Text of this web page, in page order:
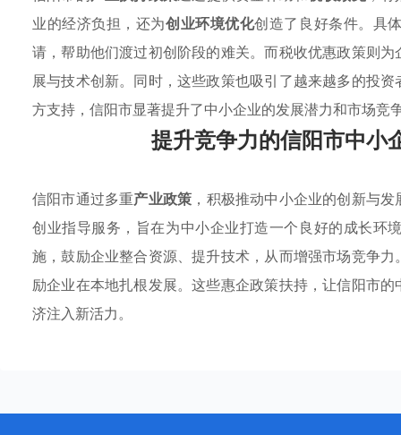
业的经济负担，还为创业环境优化创造了良好条件。具
请，帮助他们渡过初创阶段的难关。而税收优惠政策则
展与技术创新。同时，这些政策也吸引了越来越多的投
方支持，信阳市显著提升了中小企业的发展潜力和市场竞
提升竞争力的信阳市中小
信阳市通过多重产业政策 ，积极推动中小企业的创新与
创业指导服务，旨在为中小企业打造一个良好的成长环
施，鼓励企业整合资源、提升技术，从而增强市场竞争
励企业在本地扎根发展。这些惠企政策扶持，让信阳市
济注入新活力。